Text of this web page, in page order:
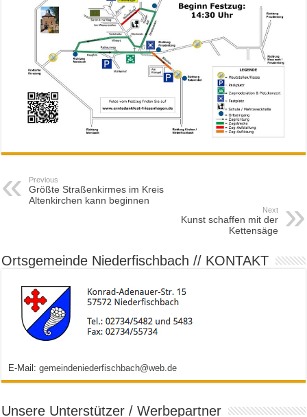
Previous
Größte Straßenkirmes im Kreis
Altenkirchen kann beginnen
Next
Kunst schaffen mit der
Kettensäge
Ortsgemeinde Niederfischbach // KONTAKT
E-Mail:gemeindeniederfischbach@web.de
Unsere Unterstützer / Werbepartner